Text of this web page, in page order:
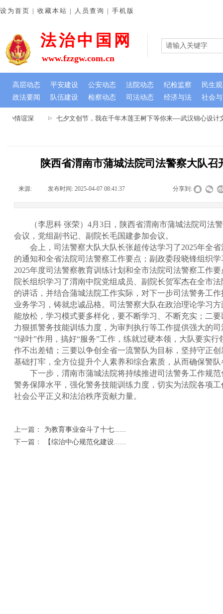
小情谊深 七夕文创节，我在千年木莲王树下等你来----武汉锦心设计
法治中国网
政法要闻 队伍建设 检察动态 司法动态 经济与法 社会
设为首页 | 收藏本站 | 人员查询 | 手机版
www.fzzgw.com.cn
高层动态 平安建设 公安动态 法院动态 纪检监察 民生
陕西省渭南市蒲城法院司法警察大队召
来源: 发布时间: 2025-04-07 08:41:37 分享到:
（李思科 张荣）4月3日，陕西省渭南市蒲城法院司法
会议，党组副书记、副院长毛国建参加会议。
会上，司法警察大队大队长张超传达学习了2025年全省
的通知和全省法院司法警察工作要点；副政委段晓锋组织
2025年度司法警察教育训练计划和全市法院司法警察工作
院长组织学习了渭南中院党组成员、副院长贺军杰在全市
的讲话，并结合蒲城法院工作实际，对下一步司法警务工
业务学习，铸就忠诚品格。司法警察大队在政治理论学习
能放松，学习模式要多样化，要不断学习、不断充实；二
力狠抓警务技能训练力度，为审判执行等工作提供强大的
“绿叶”作用，搞好“服务”工作，练就过硬本领，大队要实
作不出差错；三要以争创全省一流警队为目标，坚持守正
基础打牢，全方位提升个人素养和综合素质，从而确保警
下一步，渭南市蒲城法院将持续推进司法警务工作规范
警务保障水平，强化警务技能训练力度，切实为法院各项
社会公平正义和法治秩序贡献力量。
上一篇：
为教育事业奋斗了十七......
下一篇：
【综治中心规范化建设......